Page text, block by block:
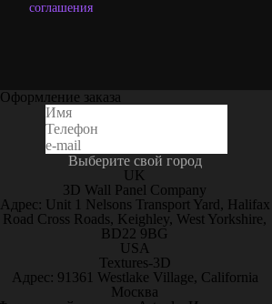
соглашения
Оформление заказа
Выберите свой город
UK
3D Wall Panel Company
Адрес: Unit 1 Nelsons Transport Yard, Halifax
Road Cross Roads, Keighley, West Yorkshire,
BD22 9BG
USA
Textures-3D
Адрес: 91361 Westlake Village, California
Москва